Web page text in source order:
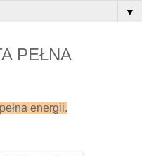
▼
PEŁNA
energii.